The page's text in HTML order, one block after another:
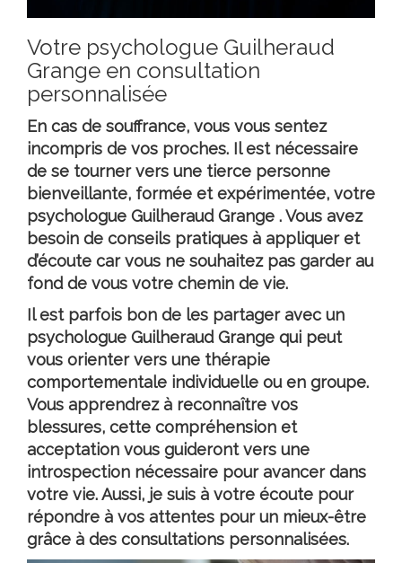
Votre psychologue Guilheraud
Grange en consultation
personnalisée
En cas de souffrance, vous vous sentez
incompris de vos proches. Il est nécessaire
de se tourner vers une tierce personne
bienveillante, formée et expérimentée, votre
psychologue Guilheraud Grange . Vous avez
besoin de conseils pratiques à appliquer et
d’écoute car vous ne souhaitez pas garder au
fond de vous votre chemin de vie.
Il est parfois bon de les partager avec un
psychologue Guilheraud Grange qui peut
vous orienter vers une thérapie
comportementale individuelle ou en groupe.
Vous apprendrez à reconnaître vos
blessures, cette compréhension et
acceptation vous guideront vers une
introspection nécessaire pour avancer dans
votre vie. Aussi, je suis à votre écoute pour
répondre à vos attentes pour un mieux-être
grâce à des consultations personnalisées.